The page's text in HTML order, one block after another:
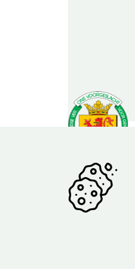
OVER OV